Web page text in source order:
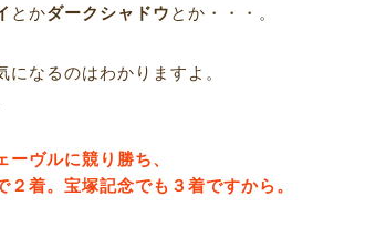
とかダークシャドウ とか・・・。
なるのはわかりますよ。
ヴルに競り勝ち、
２着。宝塚記念でも３着ですから。